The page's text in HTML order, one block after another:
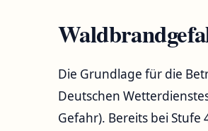
Die Grundlage für die
Deutschen
Gefahr). Bereits bei